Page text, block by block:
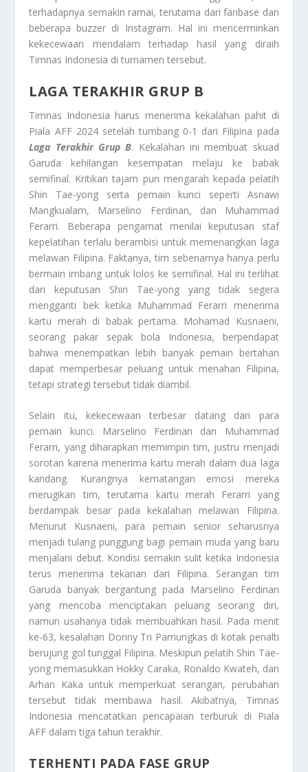
terhadapnya semakin ramai, terutama dari fanbase dan
beberapa buzzer di Instagram. Hal ini mencerminkan
kekecewaan mendalam terhadap hasil yang diraih
Timnas Indonesia di turnamen tersebut.
LAGA TERAKHIR GRUP B
Timnas Indonesia harus menerima kekalahan pahit di
Piala AFF 2024 setelah tumbang 0-1 dari Filipina pada
Laga Terakhir Grup B. Kekalahan ini membuat skuad
Garuda kehilangan kesempatan melaju ke babak
semifinal. Kritikan tajam pun mengarah kepada pelatih
Shin Tae-yong serta pemain kunci seperti Asnawi
Mangkualam, Marselino Ferdinan, dan Muhammad
Ferarri. Beberapa pengamat menilai keputusan staf
kepelatihan terlalu berambisi untuk memenangkan laga
melawan Filipina. Faktanya, tim sebenarnya hanya perlu
bermain imbang untuk lolos ke semifinal. Hal ini terlihat
dari keputusan Shin Tae-yong yang tidak segera
mengganti bek ketika Muhammad Ferarri menerima
kartu merah di babak pertama. Mohamad Kusnaeni,
seorang pakar sepak bola Indonesia, berpendapat
bahwa menempatkan lebih banyak pemain bertahan
dapat memperbesar peluang untuk menahan Filipina,
tetapi strategi tersebut tidak diambil.
Selain itu, kekecewaan terbesar datang dari para
pemain kunci. Marselino Ferdinan dan Muhammad
Ferarri, yang diharapkan memimpin tim, justru menjadi
sorotan karena menerima kartu merah dalam dua laga
kandang. Kurangnya kematangan emosi mereka
merugikan tim, terutama kartu merah Ferarri yang
berdampak besar pada kekalahan melawan Filipina.
Menurut Kusnaeni, para pemain senior seharusnya
menjadi tulang punggung bagi pemain muda yang baru
menjalani debut. Kondisi semakin sulit ketika Indonesia
terus menerima tekanan dari Filipina. Serangan tim
Garuda banyak bergantung pada Marselino Ferdinan
yang mencoba menciptakan peluang seorang diri,
namun usahanya tidak membuahkan hasil. Pada menit
ke-63, kesalahan Donny Tri Pamungkas di kotak penalti
berujung gol tunggal Filipina. Meskipun pelatih Shin Tae-
yong memasukkan Hokky Caraka, Ronaldo Kwateh, dan
Arhan Kaka untuk memperkuat serangan, perubahan
tersebut tidak membawa hasil. Akibatnya, Timnas
Indonesia mencatatkan pencapaian terburuk di Piala
AFF dalam tiga tahun terakhir.
TERHENTI PADA FASE GRUP